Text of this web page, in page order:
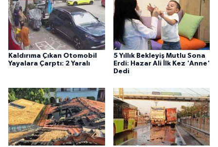
Kaldırıma Çıkan Otomobil
Yayalara Çarptı: 2 Yaralı
5 Yıllık Bekleyiş Mutlu Sona
Erdi: Hazar Ali İlk Kez 'Anne'
Dedi